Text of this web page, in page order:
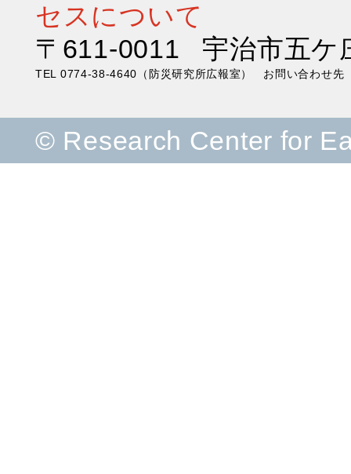
セスについて
〒611-0011 宇治市五ケ
TEL 0774-38-4640（防災研究所広報室） お問い合わせ先
© Research Center for